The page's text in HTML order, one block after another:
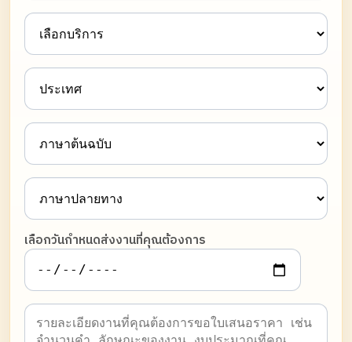
เลือกวันกำหนดส่งงานที่คุณต้องการ